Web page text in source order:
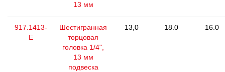
13 мм
917.1413-
E
Шестигранная
торцовая
головка 1/4",
13 мм
подвеска
13,0 18.0 16.0